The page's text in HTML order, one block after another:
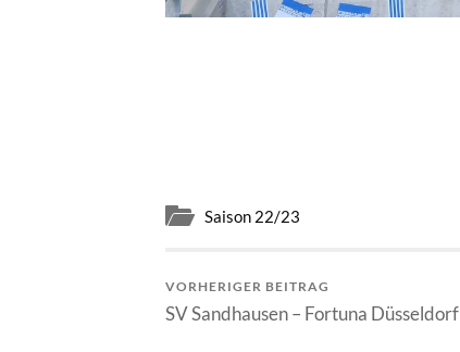
Saison 22/23
VORHERIGER BEITRAG
SV Sandhausen – Fortuna Düsseldorf